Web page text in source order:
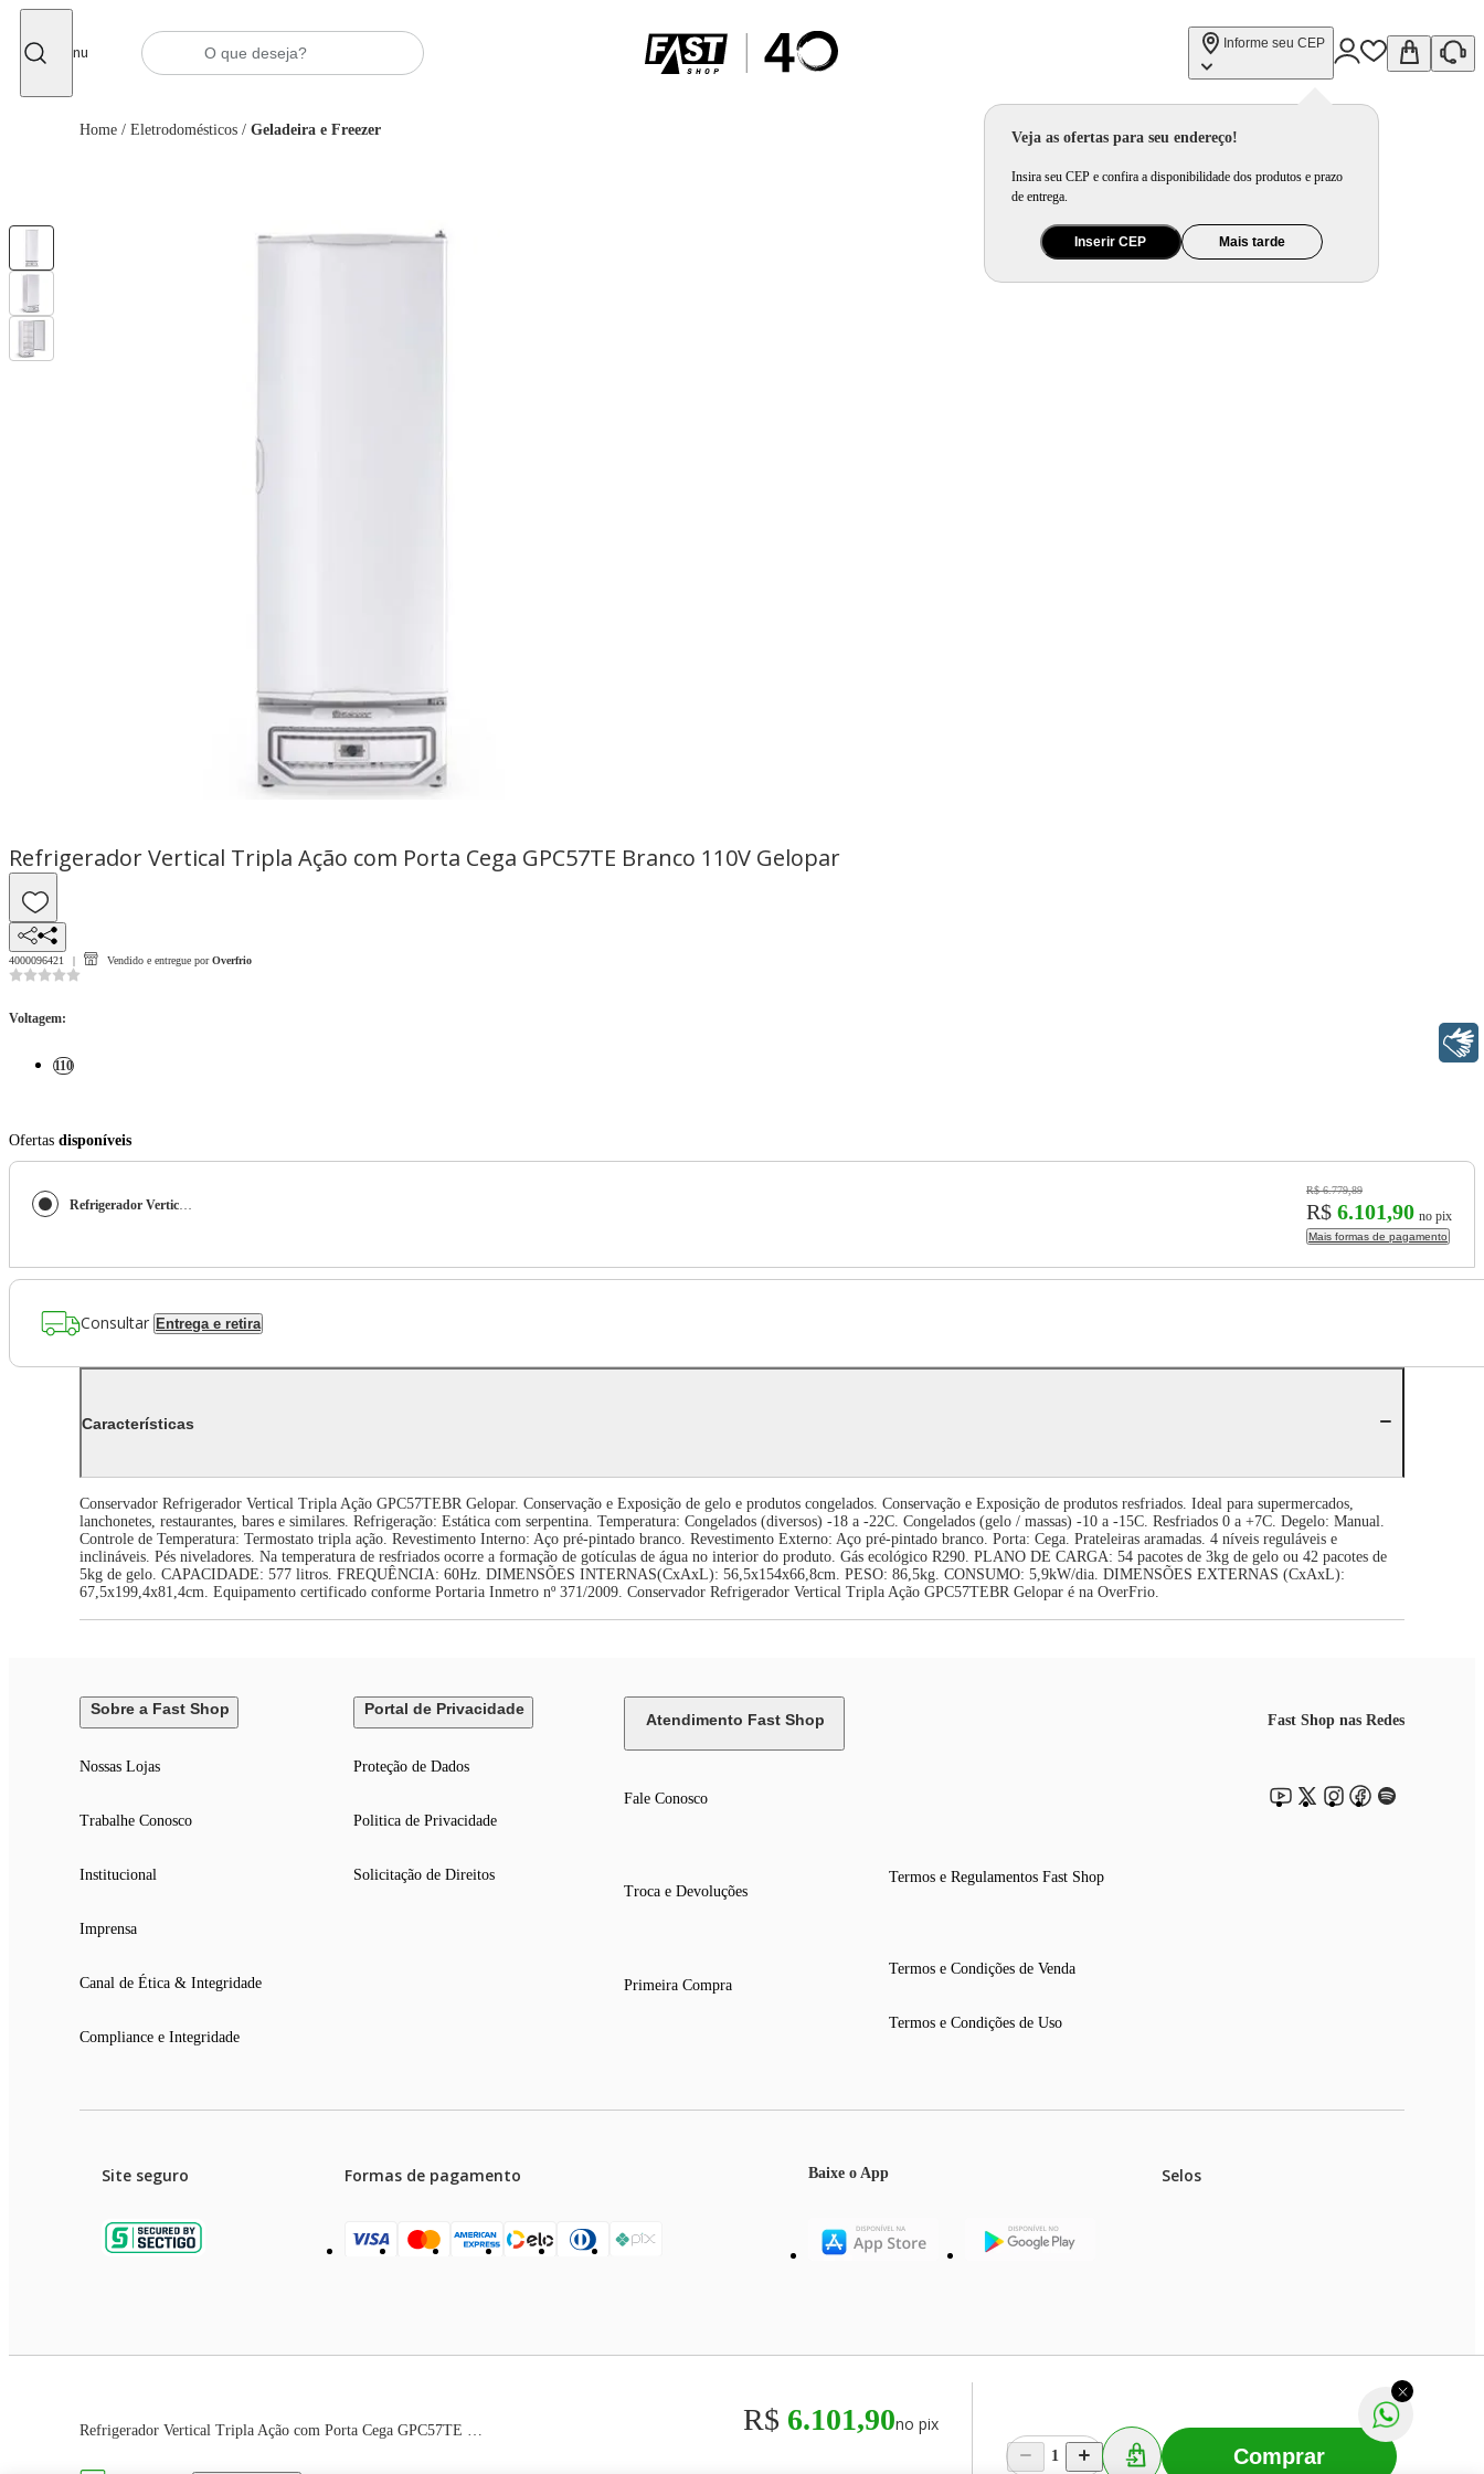
Menu
Informe seu CEP
Veja as ofertas para seu endereço!
Insira seu CEP e confira a disponibilidade dos produtos e prazo
de entrega.
Inserir CEP Mais tarde
Home / Eletrodomésticos / Geladeira e Freezer
R$ 6.101,90no pix
1 Comprar
Refrigerador Vertical Tripla Ação com Porta Cega GPC57TE Branco 110V Gelopar
4000096421 Vendido e entregue por Overfrio
Voltagem:
110
Ofertas disponíveis
Refrigerador Vertical Tripla Ação com Porta Cega GPC57TE Branco 110V Gelopar
R$ 6.779,89
R$ 6.101,90 no pix
Mais formas de pagamento
Consultar Entrega e retira
Características
Conservador Refrigerador Vertical Tripla Ação GPC57TEBR Gelopar. Conservação e Exposição de gelo e produtos congelados. Conservação e Exposição de produtos resfriados. Ideal para supermercados,
lanchonetes, restaurantes, bares e similares. Refrigeração: Estática com serpentina. Temperatura: Congelados (diversos) -18 a -22C. Congelados (gelo / massas) -10 a -15C. Resfriados 0 a +7C. Degelo: Manual.
Controle de Temperatura: Termostato tripla ação. Revestimento Interno: Aço pré-pintado branco. Revestimento Externo: Aço pré-pintado branco. Porta: Cega. Prateleiras aramadas. 4 níveis reguláveis e
inclináveis. Pés niveladores. Na temperatura de resfriados ocorre a formação de gotículas de água no interior do produto. Gás ecológico R290. PLANO DE CARGA: 54 pacotes de 3kg de gelo ou 42 pacotes de
5kg de gelo. CAPACIDADE: 577 litros. FREQUÊNCIA: 60Hz. DIMENSÕES INTERNAS(CxAxL): 56,5x154x66,8cm. PESO: 86,5kg. CONSUMO: 5,9kW/dia. DIMENSÕES EXTERNAS (CxAxL):
67,5x199,4x81,4cm. Equipamento certificado conforme Portaria Inmetro nº 371/2009. Conservador Refrigerador Vertical Tripla Ação GPC57TEBR Gelopar é na OverFrio.
Sobre a Fast Shop
Nossas Lojas
Trabalhe Conosco
Institucional
Imprensa
Canal de Ética & Integridade
Compliance e Integridade
Portal de Privacidade
Proteção de Dados
Politica de Privacidade
Solicitação de Direitos
Atendimento Fast Shop
Fale Conosco
Troca e Devoluções
Primeira Compra
Termos e Regulamentos Fast Shop
Termos e Condições de Venda
Termos e Condições de Uso
Fast Shop nas Redes
Site seguro Formas de pagamento Baixe o App Selos
Preços e condições de pagamento válidos exclusivamente para compras efetuadas no site, podendo diferir na rede de lojas físicas.
As imagens dos produtos são meramente ilustrativas. Todos os preços e condições comerciais estão sujeitos a alteração sem aviso prévio. Fast Shop S. A. CNPJ: 43.708.379/0001-
Selecionar os Cookies